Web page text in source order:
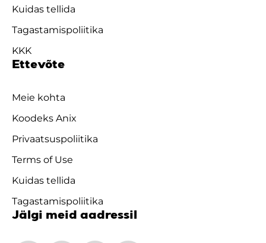
Kuidas tellida
Tagastamispoliitika
KKK
Ettevõte
Meie kohta
Koodeks Anix
Privaatsuspoliitika
Terms of Use
Kuidas tellida
Tagastamispoliitika
Jälgi meid aadressil